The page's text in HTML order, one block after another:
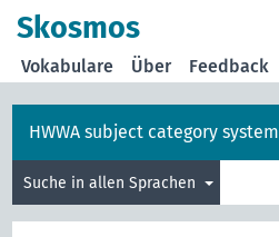
Skosmos
Vokabulare Über Feedback
HWWA subject category system
Suche in allen Sprachen